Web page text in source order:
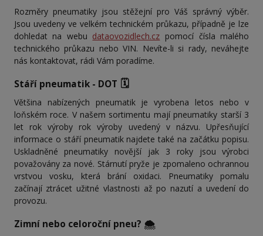
Rozměry pneumatiky jsou stěžejní pro Váš správný výběr.
Jsou uvedeny ve velkém technickém průkazu, případně je lze
dohledat na webu dataovozidlech.cz pomocí čísla malého
technického průkazu nebo VIN. Nevíte-li si rady, neváhejte
nás kontaktovat, rádi Vám poradíme.
Stáří pneumatik - DOT 🗓️
Většina nabízených pneumatik je vyrobena letos nebo v
loňském roce. V našem sortimentu mají pneumatiky starší 3
let rok výroby rok výroby uvedený v názvu. Upřesňující
informace o stáří pneumatik najdete také na začátku popisu.
Uskladněné pneumatiky novější jak 3 roky jsou výrobci
považovány za nové. Stárnutí pryže je zpomaleno ochrannou
vrstvou vosku, která brání oxidaci. Pneumatiky pomalu
začínají ztrácet užitné vlastnosti až po nazutí a uvedení do
provozu.
Zimní nebo celoroční pneu? 🌨️